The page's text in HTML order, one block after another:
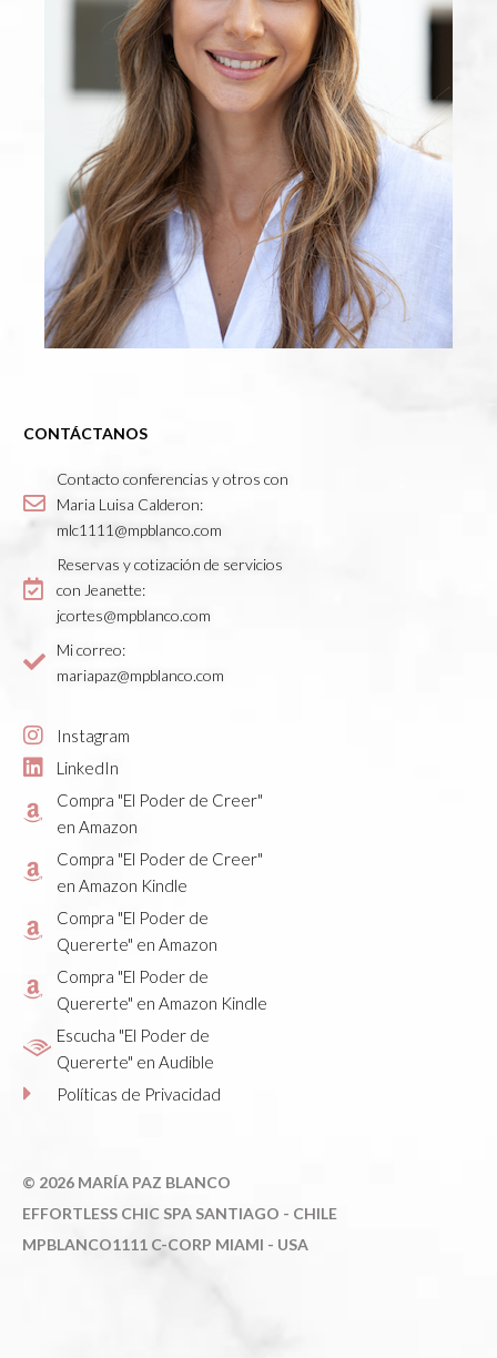
CONTÁCTANOS
Contacto conferencias y otros con
Maria Luisa Calderon:
mlc1111@mpblanco.com
Reservas y cotización de servicios
con Jeanette:
jcortes@mpblanco.com
Mi correo:
mariapaz@mpblanco.com
Instagram
LinkedIn
Compra "El Poder de Creer"
en Amazon
Compra "El Poder de Creer"
en Amazon Kindle
Compra "El Poder de
Quererte" en Amazon
Compra "El Poder de
Quererte" en Amazon Kindle
Escucha "El Poder de
Quererte" en Audible
Políticas de Privacidad
© 2026 MARÍA PAZ BLANCO
EFFORTLESS CHIC SPA SANTIAGO - CHILE
MPBLANCO1111 C-CORP MIAMI - USA